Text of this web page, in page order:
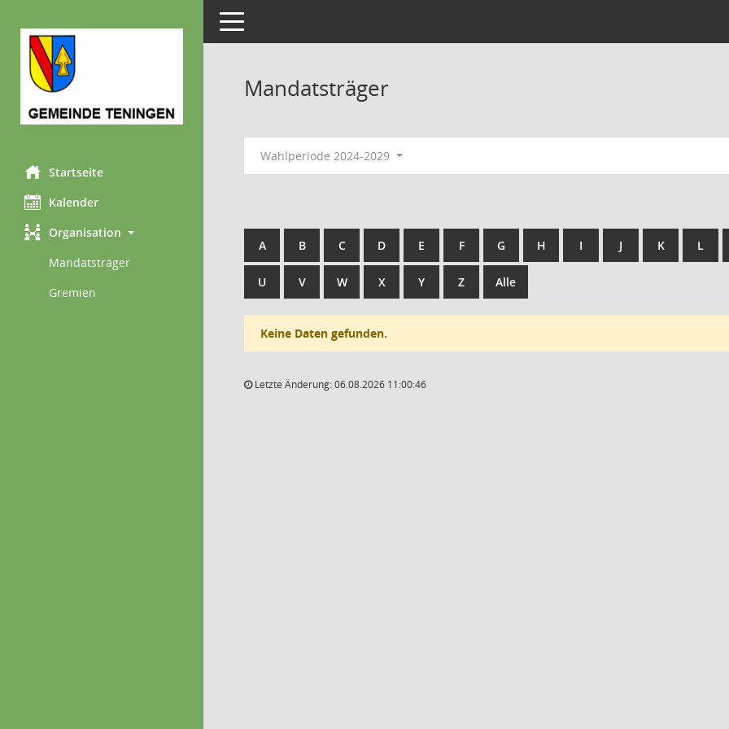
Startseite
Kalender
Organisation
Mandatsträger
Gremien
Toggle navigation
Mandatsträger
Wahlperiode 2024-2029
A B C D E F G H I J K L
U V W X Y Z Alle
Keine Daten gefunden.
Letzte Änderung: 06.08.2026 11:00:46